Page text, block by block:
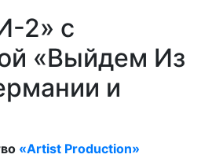
2» с
«Выйдем Из
и
«Artist Production»